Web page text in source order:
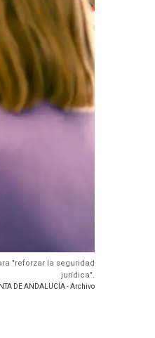
"reforzar la seguridad
jurídica".
DE ANDALUCÍA - Archivo